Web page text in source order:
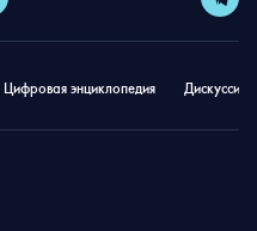
Цифровая энциклопедия